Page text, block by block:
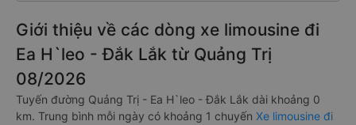
Giới thiệu về các dòng xe limousine đi
Ea H`leo - Đắk Lắk từ Quảng Trị
08/2026
Tuyến đường Quảng Trị - Ea H`leo - Đắk Lắk dài khoảng 0
km. Trung bình mỗi ngày có khoảng 1 chuyến Xe limousine đi